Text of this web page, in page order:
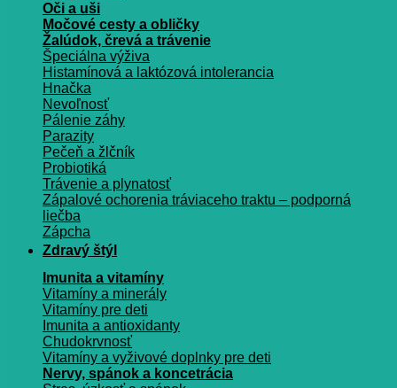
Oči a uši
Močové cesty a obličky
Žalúdok, črevá a trávenie
Špeciálna výživa
Histamínová a laktózová intolerancia
Hnačka
Nevoľnosť
Pálenie záhy
Parazity
Pečeň a žlčník
Probiotiká
Trávenie a plynatosť
Zápalové ochorenia tráviaceho traktu – podporná
liečba
Zápcha
Zdravý štýl
Imunita a vitamíny
Vitamíny a minerály
Vitamíny pre deti
Imunita a antioxidanty
Chudokrvnosť
Vitamíny a vyživové doplnky pre deti
Nervy, spánok a koncetrácia